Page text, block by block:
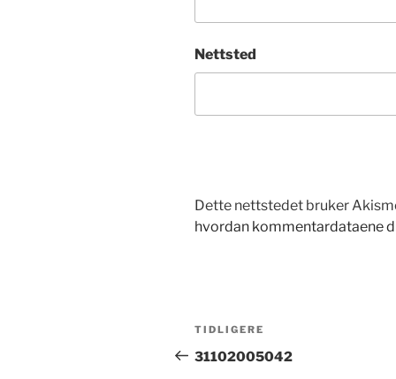
Nettsted
Dette nettstedet bruker
hvordan kommentardataene
Innleggsnavigasjon
Forrige
innlegg
TIDLIGERE
31102005042